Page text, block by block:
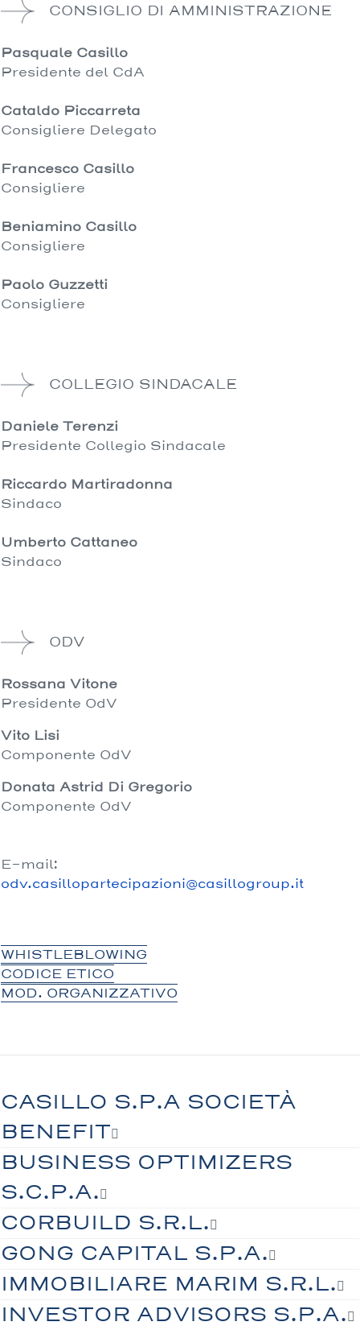
CONSIGLIO DI AMMINISTRAZIONE
Pasquale Casillo
Presidente del CdA
Cataldo Piccarreta
Consigliere Delegato
Francesco Casillo
Consigliere
Beniamino Casillo
Consigliere
Paolo Guzzetti
Consigliere
COLLEGIO SINDACALE
Daniele Terenzi
Presidente Collegio Sindacale
Riccardo Martiradonna
Sindaco
Umberto Cattaneo
Sindaco
ODV
Rossana Vitone
Presidente OdV
Vito Lisi
Componente OdV
Donata Astrid Di Gregorio
Componente OdV
E-mail:
odv.casillopartecipazioni@casillogroup.it
WHISTLEBLOWING
CODICE ETICO
MOD. ORGANIZZATIVO
CASILLO S.P.A SOCIETÀ
BENEFIT
BUSINESS OPTIMIZERS
S.C.P.A.
CORBUILD S.R.L.
GONG CAPITAL S.P.A.
IMMOBILIARE MARIM S.R.L.
INVESTOR ADVISORS S.P.A.